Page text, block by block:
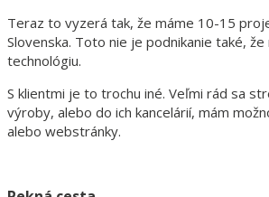
Teraz to vyzerá tak, že máme 10-15
Slovenska. Toto nie je podnikanie také,
technológiu.
S klientmi je to trochu iné. Veľmi rád sa
výroby, alebo do ich kancelárií, mám
alebo webstránky.